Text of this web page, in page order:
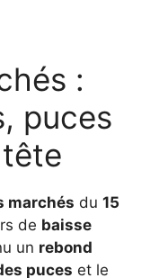
:
puces
marchés du 15
de baisse
un rebond
puces et le